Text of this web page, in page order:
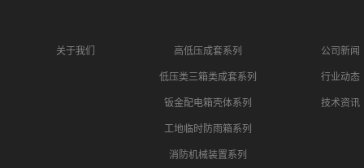
关于我们 高低压成套系列
低压类三箱类成套系列
钣金配电箱壳体系列
工地临时防雨箱系列
消防机械装置系列
公司新闻
行业动态
技术资讯